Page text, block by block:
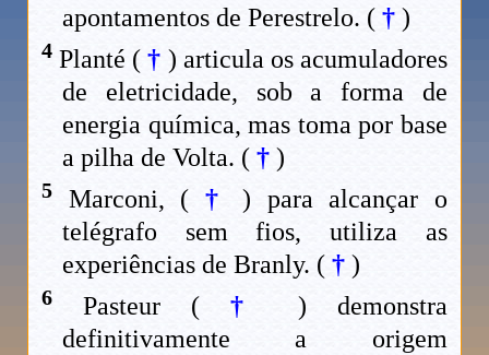
apontamentos de Perestrelo. ( †)
4 Planté ( † ) articula os acumuladores
de eletricidade, sob a forma de
energia química, mas toma por base
a pilha de Volta. ( †)
5 Marconi, ( †) para alcançar o
telégrafo sem fios, utiliza as
experiências de Branly. ( †)
6 Pasteur ( † ) demonstra
definitivamente a origem